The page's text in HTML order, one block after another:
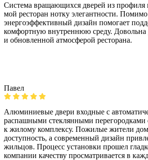
Система вращающихся дверей из профиля
мой ресторан нотку элегантности. Помимо
энергоэффективный дизайн помогает
комфортную внутреннюю среду. Довольна
и обновленной атмосферой ресторана.
Павел
Алюминиевые двери входные с
распашными стеклянными перегородками
к жилому комплексу. Пожилые жители
доступность, а современный дизайн
жильцов. Процесс установки прошел
компании качеству просматривается в